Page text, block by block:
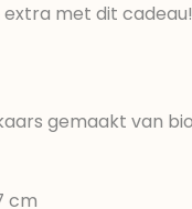
met dit cadeau!
gemaakt van
cm